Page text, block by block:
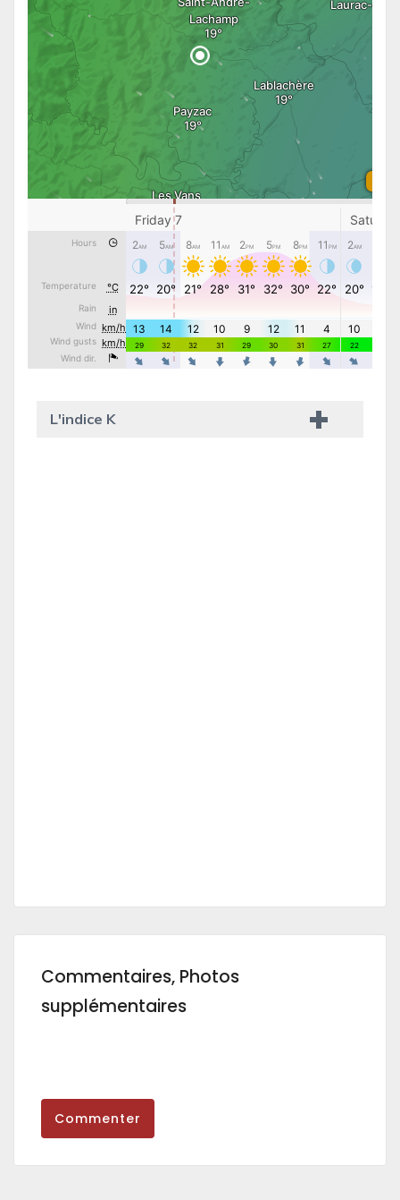
L'indice K
Commentaires, Photos
supplémentaires
Commenter